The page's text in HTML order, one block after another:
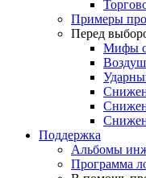
Примеры
Перед
Мифы о
Поддержка
Альбомы
Программа